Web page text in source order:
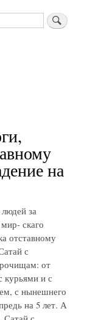
на
за
скаго
отставному
с
от
курьями и с
с нынешнего
на 5 лет. А